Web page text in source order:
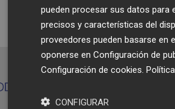
pueden procesar sus datos para
precisos y características del
proveedores pueden basarse en
oponerse en Configuración de
Configuración de cookies
CONFIGURAR